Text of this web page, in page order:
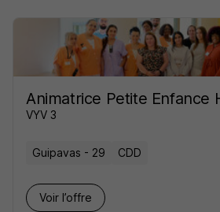
Animatrice Petite Enfance
VYV 3
Guipavas - 29 CDD
Voir l’offre